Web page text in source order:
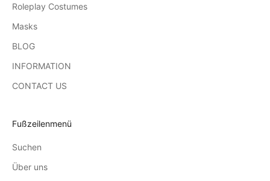
Roleplay Costumes
Masks
BLOG
INFORMATION
CONTACT US
Fußzeilenmenü
Suchen
Über uns